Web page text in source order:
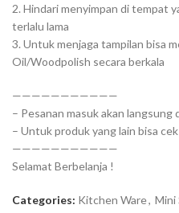
2. Hindari menyimpan di tempat
terlalu lama
3. Untuk menjaga tampilan bisa
Oil/Woodpolish secara berkala
———————————
– Pesanan masuk akan langsung
– Untuk produk yang lain bisa
———————————
Selamat Berbelanja !
Categories: Kitchen Ware, Mini